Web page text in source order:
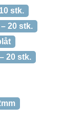
stk.
20 stk.
20 stk.